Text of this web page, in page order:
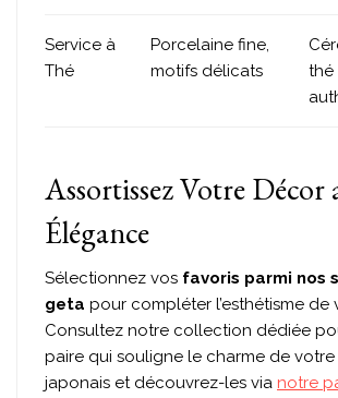
Service à
Thé
Porcelaine fine,
motifs délicats
thé
Assortissez Votre Décor
Élégance
Sélectionnez vos favoris parmi nos
geta pour compléter l’esthétisme de
Consultez notre collection dédiée
paire qui souligne le charme de votre
japonais et découvrez-les via notre